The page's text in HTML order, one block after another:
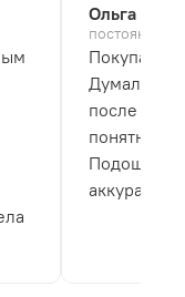
Ольга
постоянный
Покупала
Думала,
после
понятно,
Подошва не
аккуратно.